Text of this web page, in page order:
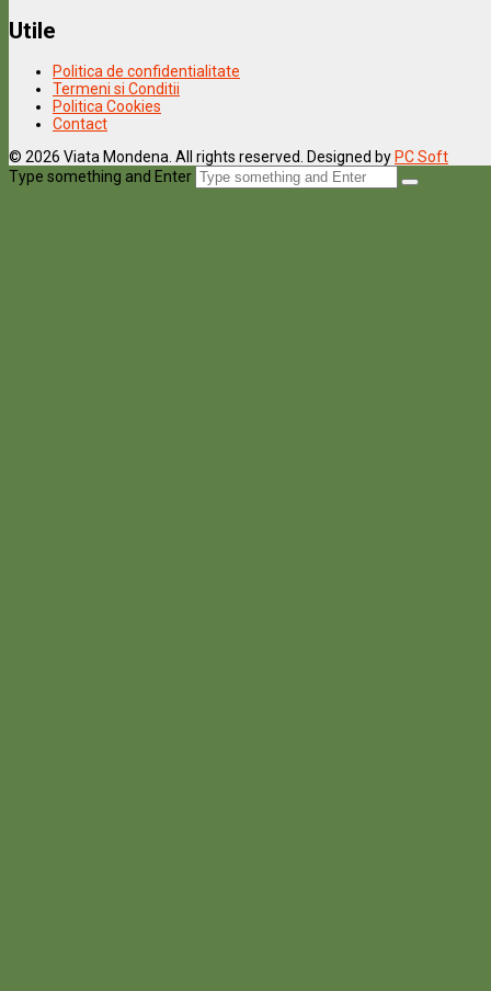
Utile
Politica de confidentialitate
Termeni si Conditii
Politica Cookies
Contact
© 2026 Viata Mondena. All rights reserved. Designed by PC Soft
Type something and Enter